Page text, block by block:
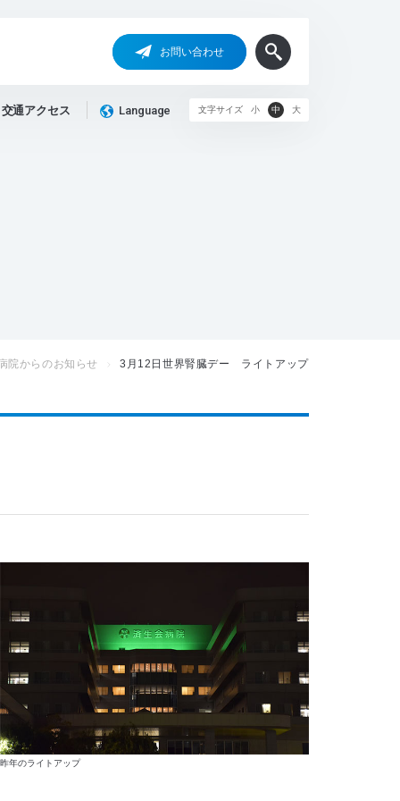
お問い合わせ
交通アクセス Language 文字サイズ 小 中 大
院からのお知らせ 3月12日世界腎臓デー ライトアップ
昨年のライトアップ